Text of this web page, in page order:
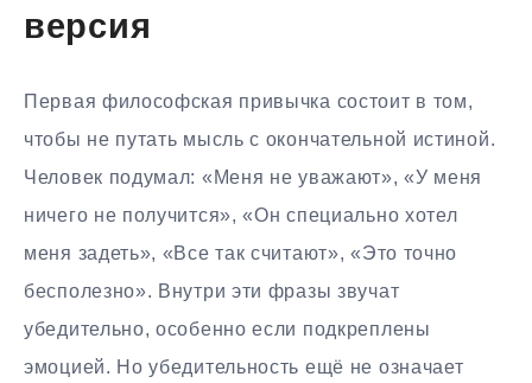
версия
Первая философская привычка состоит в том,
чтобы не путать мысль с окончательной истиной.
Человек подумал: «Меня не уважают», «У меня
ничего не получится», «Он специально хотел
меня задеть», «Все так считают», «Это точно
бесполезно». Внутри эти фразы звучат
убедительно, особенно если подкреплены
эмоцией. Но убедительность ещё не означает